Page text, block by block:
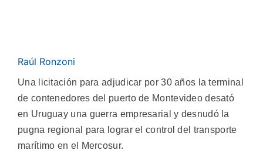
Raúl Ronzoni
Una licitación para adjudicar por 30 años la terminal
de contenedores del puerto de Montevideo desató
en Uruguay una guerra empresarial y desnudó la
pugna regional para lograr el control del transporte
marítimo en el Mercosur.